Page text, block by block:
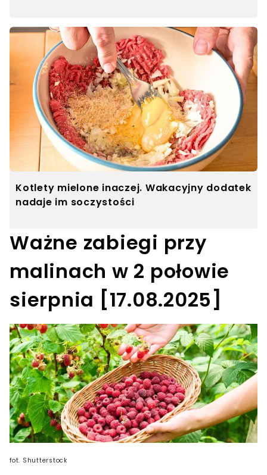
Kotlety mielone inaczej. Wakacyjny dodatek
nadaje im soczystości
Ważne zabiegi przy
malinach w 2 połowie
sierpnia [17.08.2025]
fot. Shutterstock